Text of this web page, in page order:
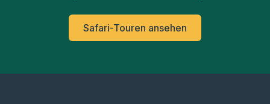
Safari-Touren ansehen